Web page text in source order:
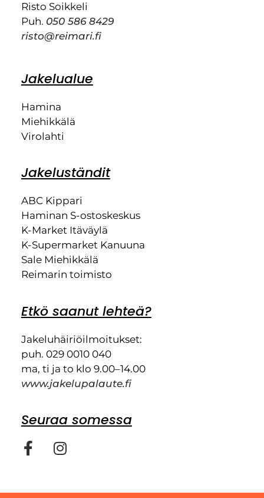
Risto Soikkeli
Puh. 050 586 8429
risto@reimari.fi
Jakelualue
Hamina
Miehikkälä
Virolahti
Jakeluständit
ABC Kippari
Haminan S-ostoskeskus
K-Market Itäväylä
K-Supermarket Kanuuna
Sale Miehikkälä
Reimarin toimisto
Etkö saanut lehteä?
Jakeluhäiriöilmoitukset:
puh. 029 0010 040
ma, ti ja to klo 9.00–14.00
www.jakelupalaute.fi
Seuraa somessa